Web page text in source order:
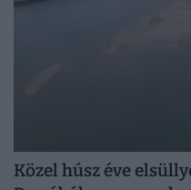
Közel húsz éve